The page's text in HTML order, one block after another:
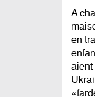
A
en
aient